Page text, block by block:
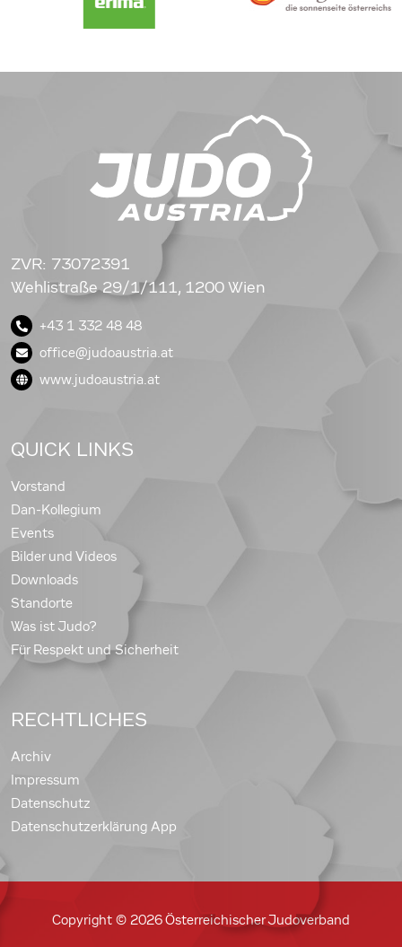
ZVR: 73072391
Wehlistraße 29/1/111, 1200 Wien
+43 1 332 48 48
office@judoaustria.at
www.judoaustria.at
QUICK LINKS
Vorstand
Dan-Kollegium
Events
Bilder und Videos
Downloads
Standorte
Was ist Judo?
Für Respekt und Sicherheit
RECHTLICHES
Archiv
Impressum
Datenschutz
Datenschutzerklärung App
Copyright © 2026 Österreichischer Judoverband